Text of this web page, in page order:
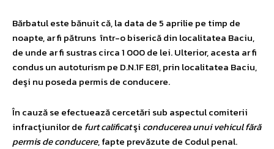
Bărbatul este bănuit că, la data de 5 aprilie pe timp de
noapte, ar fi pătruns într-o biserică din localitatea Baciu,
de unde ar fi sustras circa 1 000 de lei. Ulterior, acesta ar fi
condus un autoturism pe D.N.1F E81, prin localitatea Baciu,
deşi nu poseda permis de conducere.
În cauză se efectuează cercetări sub aspectul comiterii
infracţiunilor de furt calificatşi conducerea unui vehicul fără
permis de conducere, fapte prevăzute de Codul penal.